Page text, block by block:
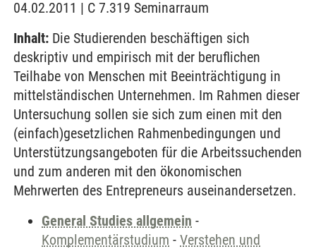
04.02.2011 | C 7.319 Seminarraum
Inhalt: Die Studierenden beschäftigen sich
deskriptiv und empirisch mit der beruflichen
Teilhabe von Menschen mit Beeinträchtigung in
mittelständischen Unternehmen. Im Rahmen dieser
Untersuchung sollen sie sich zum einen mit den
(einfach)gesetzlichen Rahmenbedingungen und
Unterstützungsangeboten für die Arbeitssuchenden
und zum anderen mit den ökonomischen
Mehrwerten des Entrepreneurs auseinandersetzen.
General Studies allgemein -
Komplementärstudium - Verstehen und